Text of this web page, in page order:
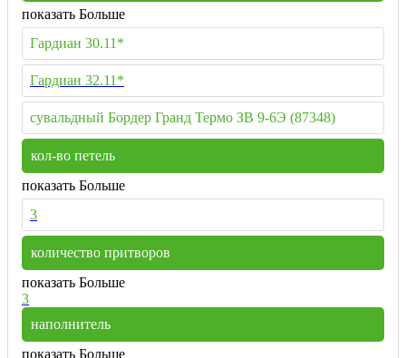
показать Больше
Гардиан 30.11*
Гардиан 32.11*
сувальдный Бордер Гранд Термо ЗВ 9-6Э (87348)
кол-во петель
показать Больше
3
количество притворов
показать Больше
3
наполнитель
показать Больше